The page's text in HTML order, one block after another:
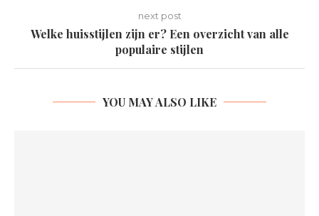
next post
Welke huisstijlen zijn er? Een overzicht van alle
populaire stijlen
YOU MAY ALSO LIKE